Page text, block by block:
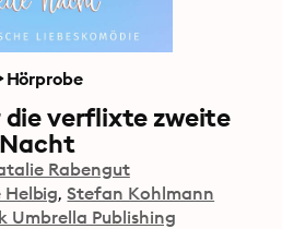
Hörprobe
die verflixte zweite
Nacht
Rabengut
Helbig Stefan Kohlmann
Umbrella Publishing